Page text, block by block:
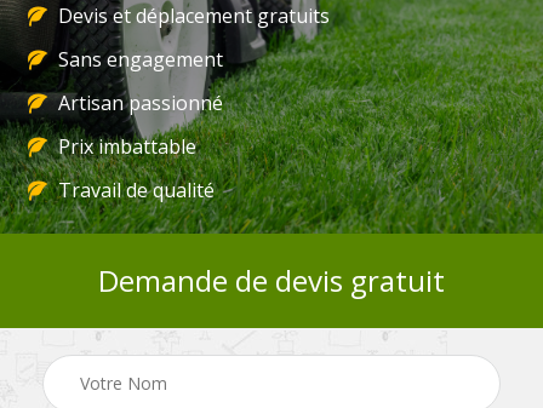
Devis et déplacement gratuits
Sans engagement
Artisan passionné
Prix imbattable
Travail de qualité
Demande de devis gratuit